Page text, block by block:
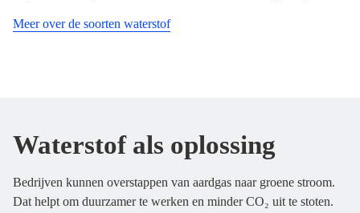
Meer over de soorten waterstof
Waterstof als oplossing
Bedrijven kunnen overstappen van aardgas naar groene stroom.
Dat helpt om duurzamer te werken en minder CO₂ uit te stoten.